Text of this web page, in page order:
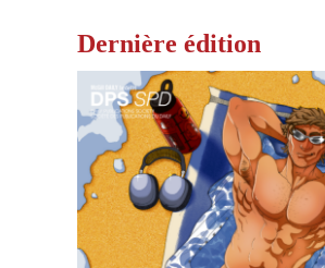
Dernière édition